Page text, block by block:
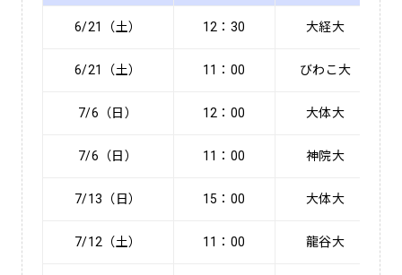
6/21（土） 12：30 大経大
6/21（土） 11：00 びわこ大
7/6（日） 12：00 大体大
7/6（日） 11：00 神院大
7/13（日） 15：00 大体大
7/12（土） 11：00 龍谷大